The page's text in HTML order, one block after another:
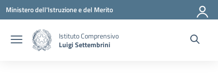
Vai ai contenuti
Vai al menu di navigazione
Vai al footer
Ministero dell'Istruzione e del Merito
Istituto Comprensivo
Luigi Settembrini